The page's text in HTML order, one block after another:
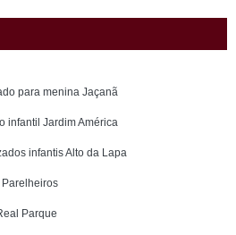
para menina Jaçanã
infantil Jardim América
infantis Alto da Lapa
Parque